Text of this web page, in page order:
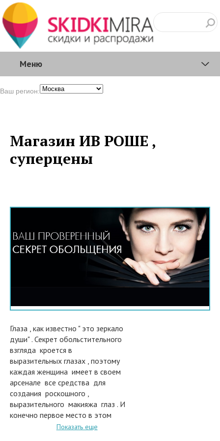
Меню
Ваш регион:
Магазин ИВ РОШЕ ,
суперцены
Глаза , как известно " это зеркало
души" . Секрет обольстительного
взгляда кроется в
выразительных глазах , поэтому
каждая женщина имеет в своем
арсенале все средства для
создания роскошного ,
выразительного макияжа глаз . И
конечно первое место в этом
арсенале занимает тушь для
Показать еще